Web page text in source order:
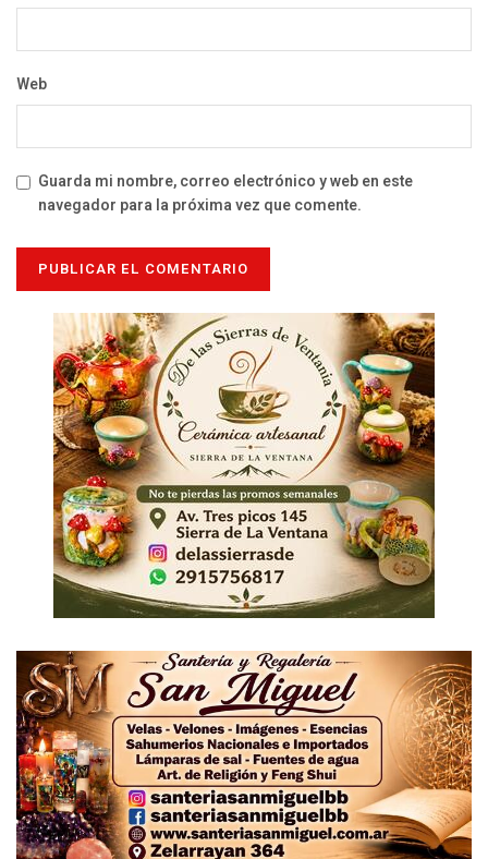
Web
Guarda mi nombre, correo electrónico y web en este
navegador para la próxima vez que comente.